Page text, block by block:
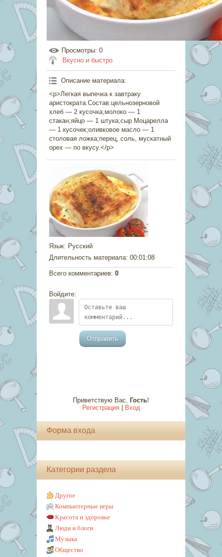
Просмотры: 0
Вкусно и быстро
Описание материала:
<p>Легкая выпечка к завтраку
аристократа.Состав:цельнозерновой
хлеб — 2 кусочка;молоко — 1
стакан;яйцо — 1 штука;сыр Моцарелла
— 1 кусочек;оливковое масло — 1
столовая ложка;перец, соль, мускатный
орех — по вкусу.</p>
Язык: Русский
Длительность материала: 00:01:08
Всего комментариев: 0
Войдите:
Отправить
Приветствую Вас, Гость!
Регистрация| Вход
Форма входа
Категории раздела
Другое
Компьютерные игры
Красота и здоровье
Люди и блоги
Музыка
Общество